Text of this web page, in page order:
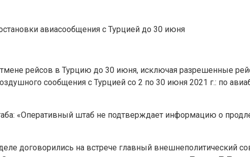
рейсов в Турцию до 30 июня, исключая разрешенные
сообщения с Турцией со 2 по 30 июня 2021 г.: по
«Оперативный штаб не подтверждает информацию о
договорились на встрече главный внешнеполитический